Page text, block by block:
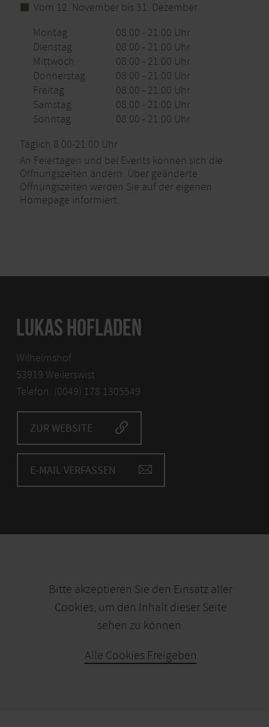
Vom 12. November bis 31. Dezember
Montag
08:00 - 21:00 Uhr
Dienstag
08:00 - 21:00 Uhr
Mittwoch
08:00 - 21:00 Uhr
Donnerstag
08:00 - 21:00 Uhr
Freitag
08:00 - 21:00 Uhr
Samstag
08:00 - 21:00 Uhr
Sonntag
08:00 - 21:00 Uhr
Täglich 8.00-21.00 Uhr
An Feiertagen und bei Events können sich die
Öffnungszeiten ändern. Über geänderte
Öffnungszeiten werden Sie auf der eigenen
Homepage informiert.
LUKAS HOFLADEN
Wilhelmshof
53919 Weilerswist
Telefon: (0049) 178 1305549
ZUR WEBSITE
E-MAIL VERFASSEN
Bitte akzeptieren Sie den Einsatz aller
Cookies, um den Inhalt dieser Seite
sehen zu können.
Alle Cookies Freigeben